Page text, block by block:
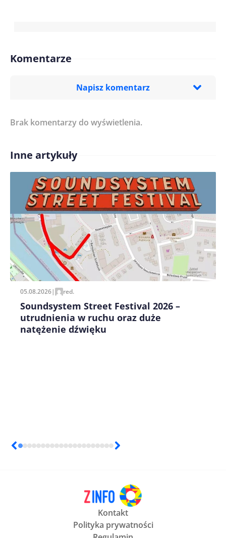
Komentarze
Napisz komentarz
Treść komentarza*
Imię/ Nick*
Zapamiętaj moje dane w tej przeglądarce podczas
pisania kolejnych komentarzy.
Brak komentarzy do wyświetlenia.
Inne artykuły
05.08.2026| red.
Soundsystem Street Festival 2026 –
utrudnienia w ruchu oraz duże
natężenie dźwięku
Kontakt
Polityka prywatności